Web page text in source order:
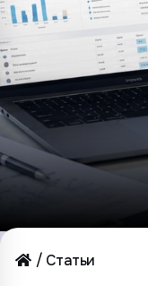
Статьи